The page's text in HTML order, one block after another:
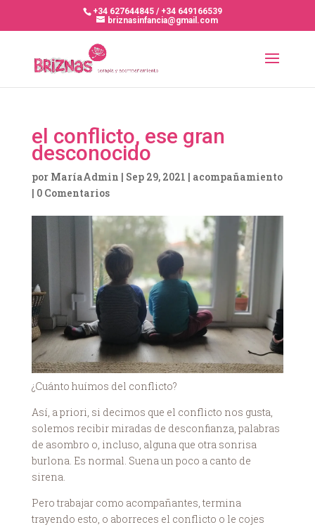
+34 627644845 / +34 649166539
briznasinfancia@gmail.com
el conflicto, ese gran
desconocido
por MaríaAdmin | Sep 29, 2021 | acompañamiento
| 0 Comentarios
¿Cuánto huímos del conflicto?
Así, a priori, si decimos que el conflicto nos gusta,
solemos recibir miradas de desconfianza, palabras
de asombro o, incluso, alguna que otra sonrisa
burlona. Es normal. Suena un poco a canto de
sirena.
Pero trabajar como acompañantes, termina
trayendo esto, o aborreces el conflicto o le cojes